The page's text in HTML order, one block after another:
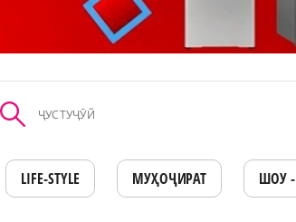
LIFE-STYLE МУҲОҶИРАТ ШОУ -